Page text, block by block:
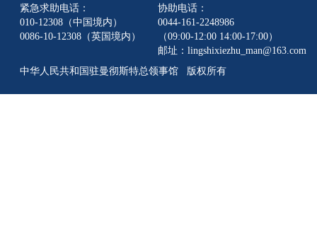
紧急求助电话：
010-12308（中国境内）
0086-10-12308（英国境内）
协助电话：
0044-161-2248986
（09:00-12:00 14:00-17:00）
邮址：lingshixiezhu_man@163.com
中华人民共和国驻曼彻斯特总领事馆 版权所有